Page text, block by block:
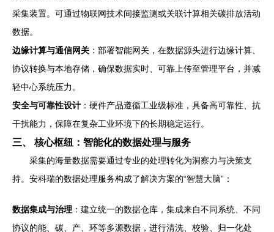
采集装置。可通过物联网技术间接监测或关联计算相关碳排放活动
数据。
边缘计算与通信网关 ：部署智能网关，在数据源头进行边缘计算、
协议转换与本地存储，确保数据实时、可靠上传至管理平台，并减
轻中心系统压力。
安全与可靠性设计 ：硬件产品遵循工业级标准，具备高可靠性、抗
干扰能力，保障在复杂工业环境下的长期稳定运行。
三、 核心枢纽：智能化的数据处理与服务
采集的海量数据需要通过专业的处理转化为洞察力与决策支
持。安科瑞的数据处理服务构成了解决方案的“智慧大脑”：
数据集成与治理 ：建立统一的数据仓库，集成来自不同系统、不同
协议的能、碳、产、环等多源数据，进行清洗、校验、归一化处